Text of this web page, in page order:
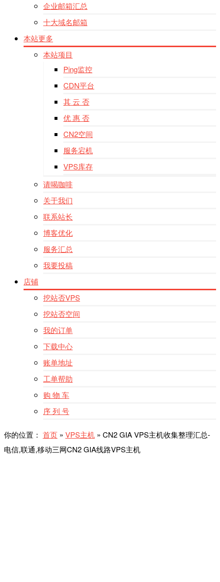
企业邮箱汇总
十大域名邮箱
本站更多
本站项目
Ping监控
CDN平台
其 云 否
优 惠 否
CN2空间
服务宕机
VPS库存
请喝咖啡
关于我们
联系站长
博客优化
服务汇总
我要投稿
店铺
挖站否VPS
挖站否空间
我的订单
下载中心
账单地址
工单帮助
购 物 车
序 列 号
你的位置： 首页 » VPS主机 » CN2 GIA VPS主机收集整理汇总-
电信,联通,移动三网CN2 GIA线路VPS主机